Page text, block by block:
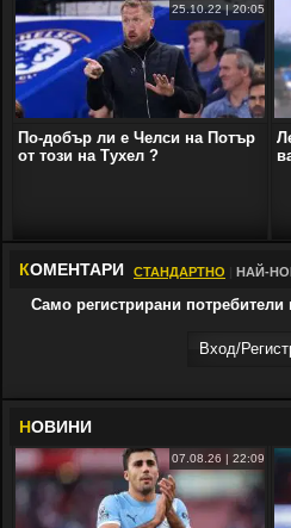
25.10.22 | 20:05
По-добър ли е Челси на Потър
от този на Тухел ?
КОМЕНТАРИ СТАНДАРТНО НАЙ-
Само регистрирани
Вход/
НОВИНИ
07.08.26 | 22:09